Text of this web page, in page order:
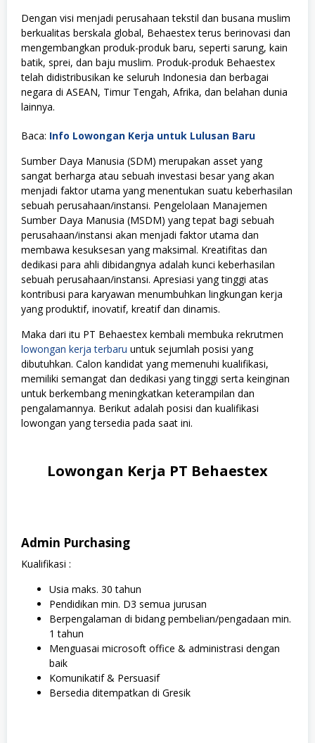
Dengan visi menjadi perusahaan tekstil dan busana muslim
berkualitas berskala global, Behaestex terus berinovasi dan
mengembangkan produk-produk baru, seperti sarung, kain
batik, sprei, dan baju muslim. Produk-produk Behaestex
telah didistribusikan ke seluruh Indonesia dan berbagai
negara di ASEAN, Timur Tengah, Afrika, dan belahan dunia
lainnya.
Baca: Info Lowongan Kerja untuk Lulusan Baru
Sumber Daya Manusia (SDM) merupakan asset yang
sangat berharga atau sebuah investasi besar yang akan
menjadi faktor utama yang menentukan suatu keberhasilan
sebuah perusahaan/instansi. Pengelolaan Manajemen
Sumber Daya Manusia (MSDM) yang tepat bagi sebuah
perusahaan/instansi akan menjadi faktor utama dan
membawa kesuksesan yang maksimal. Kreatifitas dan
dedikasi para ahli dibidangnya adalah kunci keberhasilan
sebuah perusahaan/instansi. Apresiasi yang tinggi atas
kontribusi para karyawan menumbuhkan lingkungan kerja
yang produktif, inovatif, kreatif dan dinamis.
Maka dari itu PT Behaestex kembali membuka rekrutmen
lowongan kerja terbaru untuk sejumlah posisi yang
dibutuhkan. Calon kandidat yang memenuhi kualifikasi,
memiliki semangat dan dedikasi yang tinggi serta keinginan
untuk berkembang meningkatkan keterampilan dan
pengalamannya. Berikut adalah posisi dan kualifikasi
lowongan yang tersedia pada saat ini.
Lowongan Kerja PT Behaestex
Admin Purchasing
Kualifikasi :
Usia maks. 30 tahun
Pendidikan min. D3 semua jurusan
Berpengalaman di bidang pembelian/pengadaan min.
1 tahun
Menguasai microsoft office & administrasi dengan
baik
Komunikatif & Persuasif
Bersedia ditempatkan di Gresik